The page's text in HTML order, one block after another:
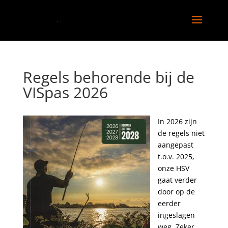
Regels behorende bij de
VISpas 2026
In 2026 zijn
de regels niet
aangepast
t.o.v. 2025,
onze HSV
gaat verder
door op de
eerder
ingeslagen